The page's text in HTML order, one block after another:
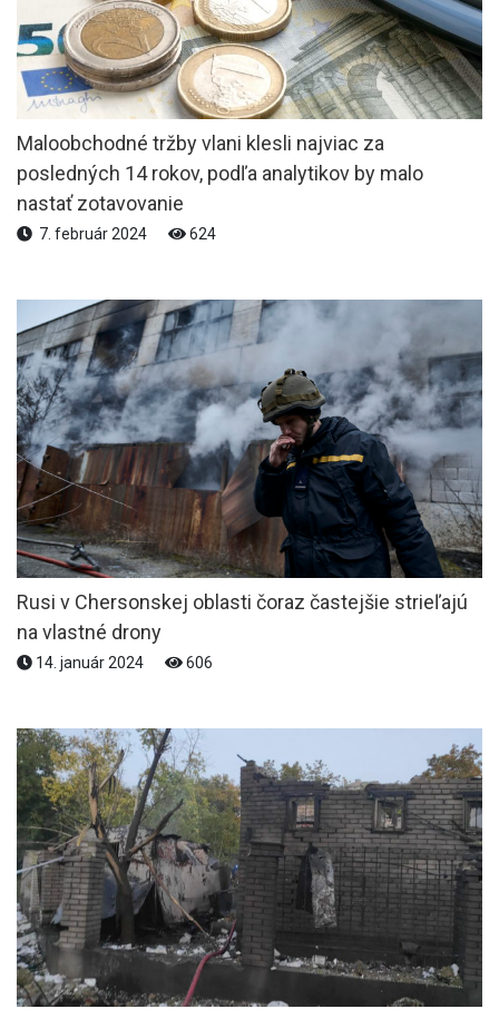
Maloobchodné tržby vlani klesli najviac za
posledných 14 rokov, podľa analytikov by malo
nastať zotavovanie
7. február 2024 624
Rusi v Chersonskej oblasti čoraz častejšie strieľajú
na vlastné drony
14. január 2024 606